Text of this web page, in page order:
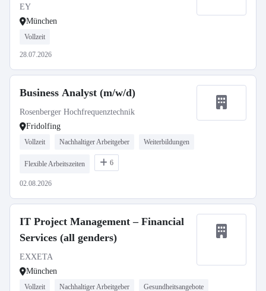
EY
München
Vollzeit
28.07.2026
Business Analyst (m/w/d)
Rosenberger Hochfrequenztechnik
Fridolfing
Vollzeit Nachhaltiger Arbeitgeber Weiterbildungen
Flexible Arbeitszeiten 6
02.08.2026
IT Project Management – Financial
Services (all genders)
EXXETA
München
Vollzeit Nachhaltiger Arbeitgeber Gesundheitsangebote